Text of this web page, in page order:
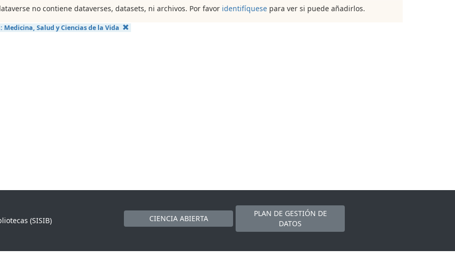
no contiene dataverses, datasets, ni archivos. Por favor identifíquese para ver si puede añadirlos.
Medicina, Salud y Ciencias de la Vida
(SISIB)
CIENCIA ABIERTA
PLAN DE GESTIÓN DE
DATOS